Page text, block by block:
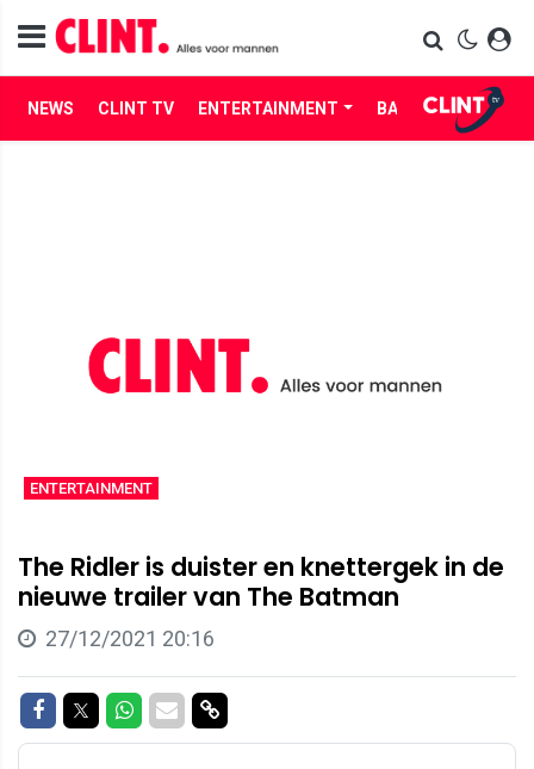
NEWS CLINT TV ENTERTAINMENT BABES LIFE
ENTERTAINMENT
The Ridler is duister en knettergek in de
nieuwe trailer van The Batman
27/12/2021 20:16
Share on Facebook
Share on Twitter
Share on Whatsapp
Share via Mail
Share via link